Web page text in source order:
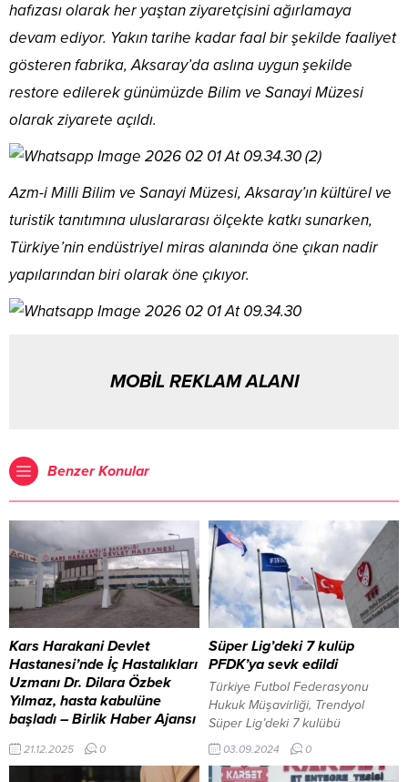
hafızası olarak her yaştan ziyaretçisini ağırlamaya
devam ediyor. Yakın tarihe kadar faal bir şekilde faaliyet
gösteren fabrika, Aksaray’da aslına uygun şekilde
restore edilerek günümüzde Bilim ve Sanayi Müzesi
olarak ziyarete açıldı.
Azm-i Milli Bilim ve Sanayi Müzesi, Aksaray’ın kültürel ve
turistik tanıtımına uluslararası ölçekte katkı sunarken,
Türkiye’nin endüstriyel miras alanında öne çıkan nadir
yapılarından biri olarak öne çıkıyor.
MOBİL REKLAM ALANI
Benzer Konular
Kars Harakani Devlet
Hastanesi’nde İç Hastalıkları
Uzmanı Dr. Dilara Özbek
Yılmaz, hasta kabulüne
başladı – Birlik Haber Ajansı
İç Hastalıkları (Dahiliye)
branşında ataması yapılan Uzm.
Dr. Dilara Özbek Yılmaz,
21.12.2025 0
Süper Lig’deki 7 kulüp
PFDK’ya sevk edildi
Türkiye Futbol Federasyonu
Hukuk Müşavirliği, Trendyol
Süper Lig’deki 7 kulübü
Profesyonel Futbol Disiplin
Kurulu’na sevk etti. 3 Eylül 2024,
22:57 yayınlandı SPOR SERVİSİ-
03.09.2024 0